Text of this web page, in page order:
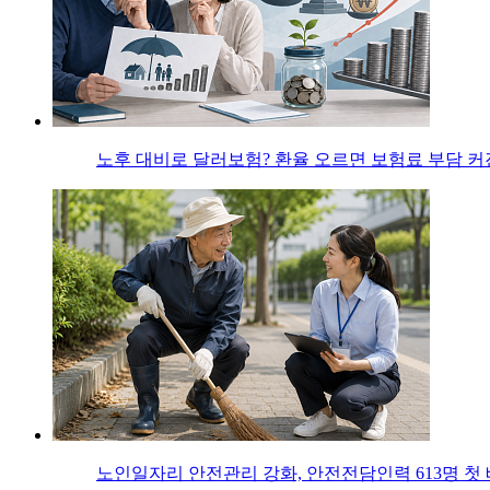
노후 대비로 달러보험? 환율 오르면 보험료 부담 커
노인일자리 안전관리 강화, 안전전담인력 613명 첫